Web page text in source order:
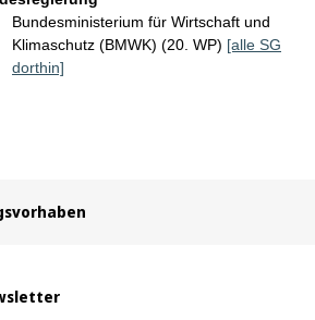
Bundesministerium für Wirtschaft und
Klimaschutz (BMWK) (20. WP) [alle SG
dorthin]